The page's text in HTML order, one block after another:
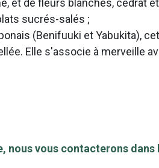
et de fleurs blanches, cédrat et
sucrés-salés ;
(Benifuuki et Yabukita),
Elle s'associe à merveille
nous vous contacterons dans